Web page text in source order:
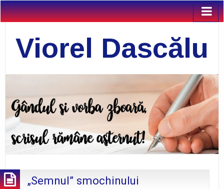
Viorel Dascălu
„Semnul” smochinului